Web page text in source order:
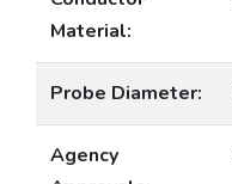
Material:
Probe Diameter:
Agency